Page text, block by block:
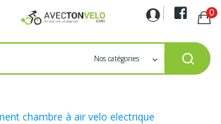
0
chambre à air velo electrique